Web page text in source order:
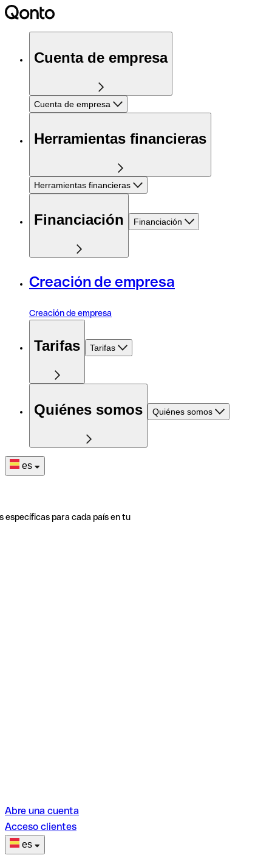
Cuenta de empresa
Cuenta de empresa
Herramientas financieras
Herramientas financieras
Financiación Financiación
Creación de empresa
Creación de empresa
Tarifas Tarifas
Quiénes somos Quiénes somos
es
específicas para cada país en tu
Abre una cuenta
Acceso clientes
es